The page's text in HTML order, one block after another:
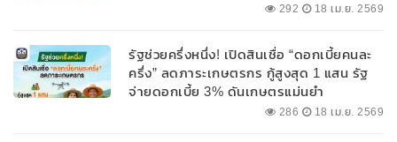
292 18 เม.ย. 2569
รัฐช่วยครึ่งหนึ่ง! เปิดสินเชื่อ “ดอกเบี้ยคนละ
ครึ่ง” ลดภาระเกษตรกร กู้สูงสุด 1 แสน รัฐ
จ่ายดอกเบี้ย 3% ดันเกษตรแม่นยำ
286 18 เม.ย. 2569